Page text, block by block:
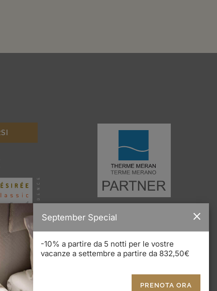
September Special
-10% a partire da 5 notti per le vostre
vacanze a settembre a partire da 832,50€
PRENOTA ORA